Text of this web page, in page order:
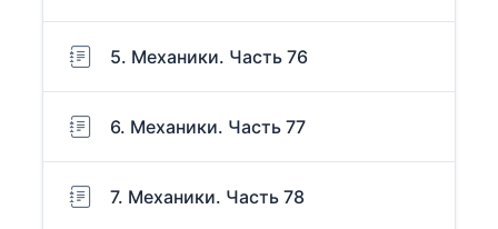
5. Механики. Часть 76
6. Механики. Часть 77
7. Механики. Часть 78